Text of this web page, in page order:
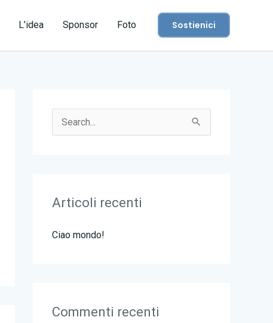
L’idea Sponsor Foto Sostienici
a
Articoli recenti
Ciao mondo!
Commenti recenti